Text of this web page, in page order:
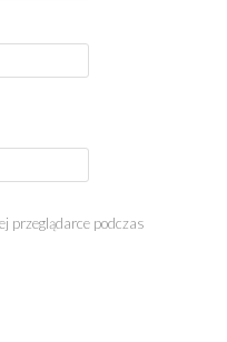
przeglądarce podczas